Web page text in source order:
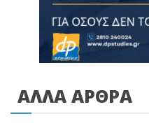
ΑΛΛΑ ΑΡΘΡΑ